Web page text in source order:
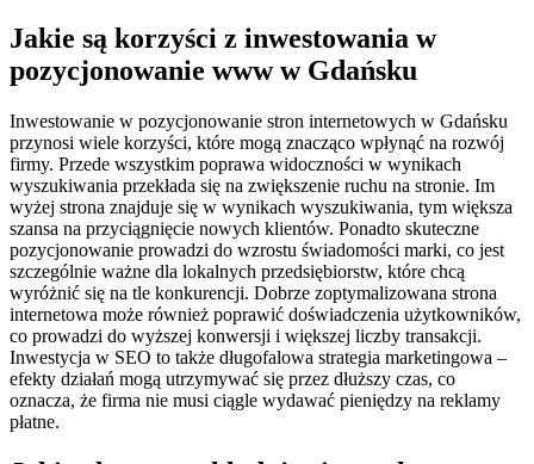
Jakie są korzyści z inwestowania w
pozycjonowanie www w Gdańsku
Inwestowanie w pozycjonowanie stron internetowych w Gdańsku
przynosi wiele korzyści, które mogą znacząco wpłynąć na rozwój
firmy. Przede wszystkim poprawa widoczności w wynikach
wyszukiwania przekłada się na zwiększenie ruchu na stronie. Im
wyżej strona znajduje się w wynikach wyszukiwania, tym większa
szansa na przyciągnięcie nowych klientów. Ponadto skuteczne
pozycjonowanie prowadzi do wzrostu świadomości marki, co jest
szczególnie ważne dla lokalnych przedsiębiorstw, które chcą
wyróżnić się na tle konkurencji. Dobrze zoptymalizowana strona
internetowa może również poprawić doświadczenia użytkowników,
co prowadzi do wyższej konwersji i większej liczby transakcji.
Inwestycja w SEO to także długofalowa strategia marketingowa –
efekty działań mogą utrzymywać się przez dłuższy czas, co
oznacza, że firma nie musi ciągle wydawać pieniędzy na reklamy
płatne.